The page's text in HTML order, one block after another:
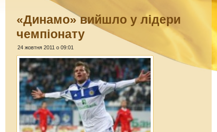
«Динамо» вийшло у лідери
чемпіонату
24 жовтня 2011 о 09:01